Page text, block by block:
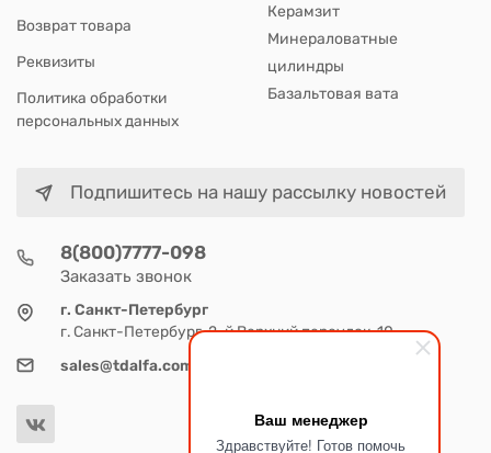
Ваш менеджер
Здравствуйте! Готов помочь
Возврат товара
Реквизиты
Политика обработки
персональных данных
Керамзит
Минераловатные
цилиндры
Базальтовая вата
Подпишитесь на нашу рассылку новостей
8(800)7777-098
Заказать звонок
г. Санкт-Петербург
г. Санкт-Петербург, 2-й Верхний переулок, 10
sales@tdalfa.com